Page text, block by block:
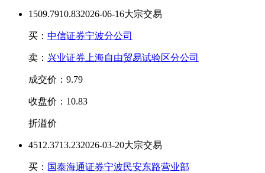
1509.7910.832026-06-16大宗交易
买： 中信证券宁波分公司
卖： 兴业证券上海自由贸易试验区分公司
成交价：9.79
收盘价：10.83
折溢价
4512.3713.232026-03-20大宗交易
买： 国泰海通证券宁波民安东路营业部